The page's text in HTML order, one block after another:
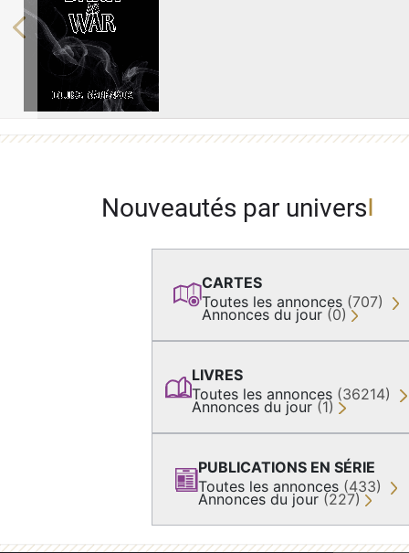
Previous
Nouveautés par univers
CARTES
Toutes les annonces (707)
Annonces du jour (0)
LIVRES
Toutes les annonces (36214)
Annonces du jour (1)
PUBLICATIONS EN SÉRIE
Toutes les annonces (433)
Annonces du jour (227)